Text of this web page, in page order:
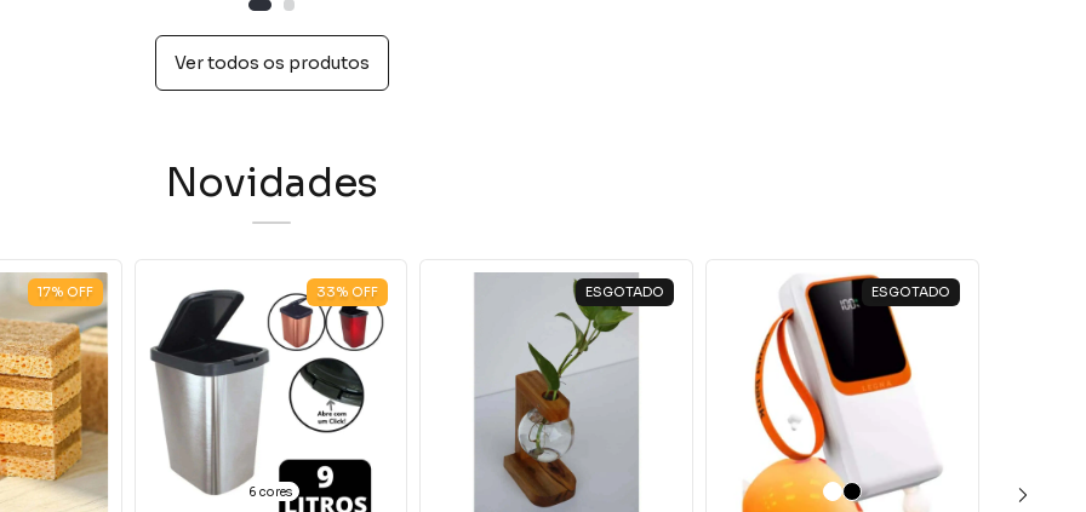
Ver todos os produtos
Novidades
17% OFF 33% OFF
6 cores
ESGOTADO ESGOTADO